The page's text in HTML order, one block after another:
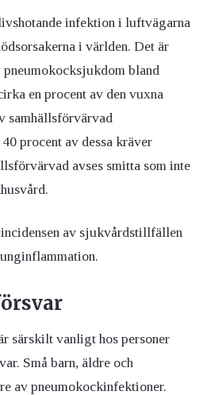
infektion i luftvägarna
i världen. Det är
pneumokocksjukdom bland
en procent av den vuxna
samhällsförvärvad
procent av dessa kräver
avses smitta som inte
av sjukvårdstillfällen
särskilt vanligt hos personer
Små barn, äldre och
av pneumokockinfektioner.